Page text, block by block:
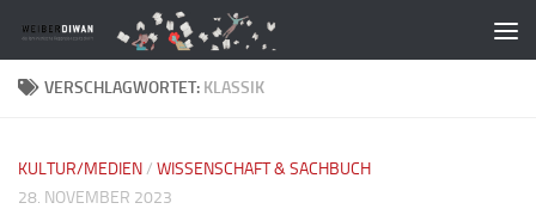
Zum Inhalt springen
VERSCHLAGWORTET: KLASSIK
KULTUR/MEDIEN/ WISSENSCHAFT & SACHBUCH
28. NOVEMBER 2023